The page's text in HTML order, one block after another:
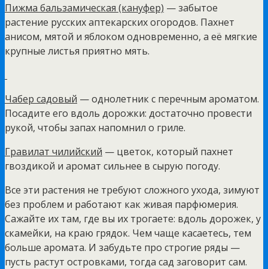
Пижма бальзамическая (кануфер) — забытое
растение русских аптекарских огородов. Пахнет
анисом, мятой и яблоком одновременно, а её мягкие
крупные листья приятно мять.
Чабер садовый — однолетник с перечным ароматом.
Посадите его вдоль дорожки: достаточно провести
рукой, чтобы запах напомнил о гриле.
Гравилат чилийский — цветок, который пахнет
гвоздикой и аромат сильнее в сырую погоду.
Все эти растения не требуют сложного ухода, зимуют
без проблем и работают как живая парфюмерия.
Сажайте их там, где вы их трогаете: вдоль дорожек, у
скамейки, на краю грядок. Чем чаще касаетесь, тем
больше аромата. И забудьте про строгие ряды —
пусть растут островками, тогда сад заговорит сам.